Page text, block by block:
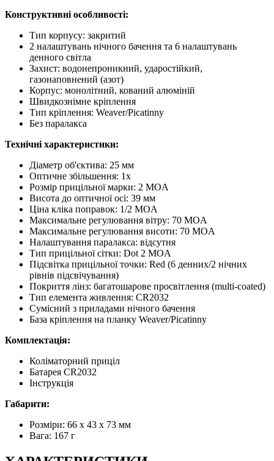
Конструктивні особливості:
Тип корпусу: закритий
2 налаштувань нічного бачення та 6 налаштувань
денного світла
Захист: водонепроникний, ударостійкий,
газонаповнений (азот)
Корпус: монолітний, кований алюміній
Швидкознімне кріплення
Тип кріплення: Weaver/Picatinny
Без паралакса
Технічні характеристики:
Діаметр об'єктива: 25 мм
Оптичне збільшення: 1x
Розмір прицільної марки: 2 MOA
Висота до оптичної осі: 39 мм
Ціна кліка поправок: 1/2 MOA
Максимальне регулювання вітру: 70 MOA
Максимальне регулювання висоти: 70 MOA
Налаштування паралакса: відсутня
Тип прицільної сітки: Dot 2 MOA
Підсвітка прицільної точки: Red (6 денних/2 нічних
рівнів підсвічування)
Покриття лінз: багатошарове просвітлення (multi-coated)
Тип елемента живлення: CR2032
Сумісний з приладами нічного бачення
База кріплення на планку Weaver/Picatinny
Комплектація:
Коліматорний приціл
Батарея CR2032
Інструкція
Габарити:
Розміри: 66 x 43 x 73 мм
Вага: 167 г